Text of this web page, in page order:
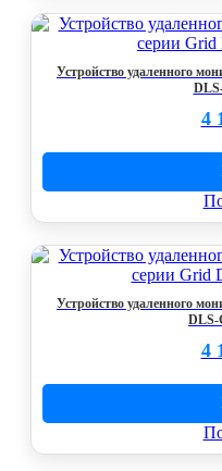
Устройство удаленного
4
Устройство удаленного
DLS-
4